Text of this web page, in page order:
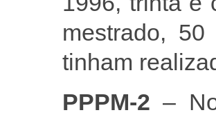
mestrado,
tinham
PPPM-2 –